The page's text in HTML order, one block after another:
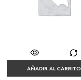
AÑADIR AL CARRITO